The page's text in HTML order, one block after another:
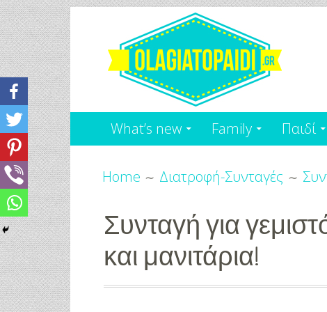
Skip
to
content
Olagiatopaidi.gr
Όλα
Για
το
Παιδί
-
What’s new Family Παιδί
Breadcrumbs
Home Διατροφή-Συνταγές
Συνταγή για
και μανιτάρια!